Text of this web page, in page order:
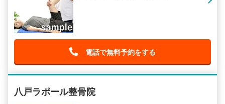
電話で無料予約をする
八戸ラポール整骨院